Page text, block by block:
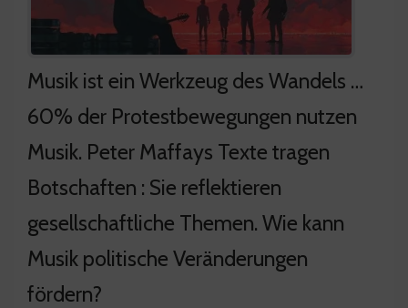
Musik ist ein Werkzeug des Wandels …
60% der Protestbewegungen nutzen
Musik. Peter Maffays Texte tragen
Botschaften : Sie reflektieren
gesellschaftliche Themen. Wie kann
Musik politische Veränderungen
fördern?